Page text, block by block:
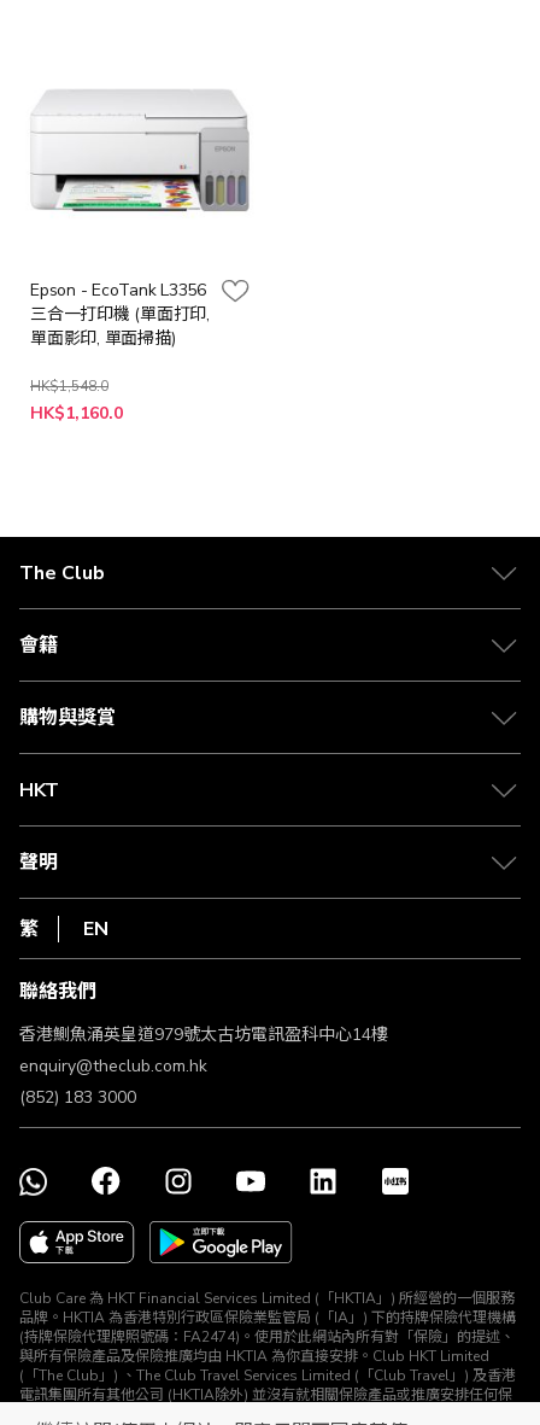
Epson - EcoTank L3356
三合一打印機 (單面打印,
單面影印, 單面掃描)
HK$1,548.0
特
殊
HK$1,160.0
The Club
關於 The Club
合作夥伴
媒體中心
會籍
會籍及專屬禮遇
賺取積分
購物與獎賞
物流與配送
Club Shopping 商品領取站
常見問題
HKT
csl.
1010
HKT
聲明
私隱聲明
使用條款
條款及細則
不歧視及不騷擾聲明
認可牌照及通告
繁 EN
聯絡我們
香港鰂魚涌英皇道979號太古坊電訊盈科中心14樓
enquiry@theclub.com.hk
(852) 183 3000
Club Care 為 HKT Financial Services Limited (「HKTIA」) 所經營的一個服務
品牌。HKTIA 為香港特別行政區保險業監管局 (「IA」) 下的持牌保險代理機構
(持牌保險代理牌照號碼：FA2474)。使用於此網站內所有對「保險」的提述、
與所有保險產品及保險推廣均由 HKTIA 為你直接安排。Club HKT Limited
(「The Club」) 、The Club Travel Services Limited (「Club Travel」) 及香港
電訊集團所有其他公司 (HKTIA除外) 並沒有就相關保險產品或推廣安排任何保